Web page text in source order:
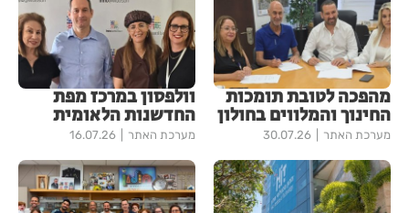
מהפכה לטובת תומכות
החינוך והמלווים בחולון
מערכת האתר 30.07.26
וולפסון במרכז מפת
החדשנות הלאומית
מערכת האתר 16.07.26